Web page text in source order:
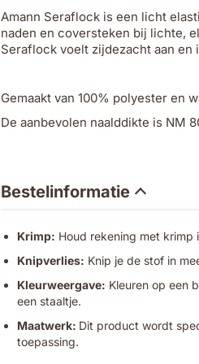
Amann Seraflock is een licht
naden en coversteken bij lichte,
Seraflock voelt zijdezacht aan
Gemaakt van 100% polyester en
De aanbevolen naalddikte is NM
Bestelinformatie
Krimp: Houd rekening met krimp
Knipverlies: Knip je de stof in
Kleurweergave: Kleuren op een
een staaltje.
Maatwerk: Dit product wordt
toepassing.